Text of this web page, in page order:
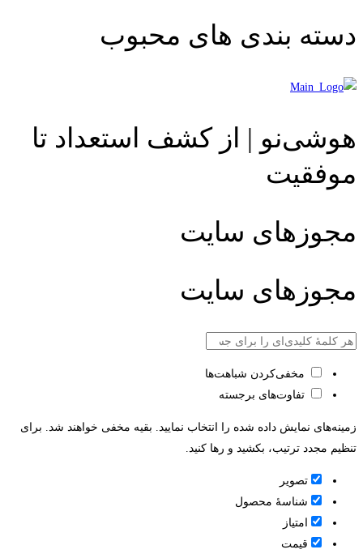
دسته بندی های محبوب
هوشی‌نو | از کشف استعداد تا
موفقیت
مجوزهای سایت
مجوزهای سایت
مخفی‌کردن شباهت‌ها
تفاوت‌های برجسته
زمینه‌های نمایش داده شده را انتخاب نمایید. بقیه مخفی خواهند شد. برای
تنظیم مجدد ترتیب، بکشید و رها کنید.
تصویر
شناسۀ محصول
امتیاز
قيمت